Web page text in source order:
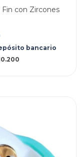
con Zircones
bancario